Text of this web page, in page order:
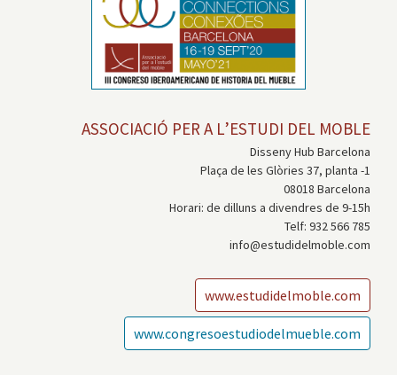
ASSOCIACIÓ PER A L’ESTUDI DEL MOBLE
Disseny Hub Barcelona
Plaça de les Glòries 37, planta -1
08018 Barcelona
Horari: de dilluns a divendres de 9-15h
Telf: 932 566 785
info@estudidelmoble.com
www.estudidelmoble.com
www.congresoestudiodelmueble.com